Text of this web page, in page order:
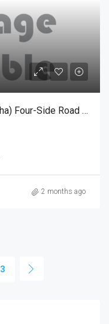
Urgent Sale: 18 Decimals (11 Katha) Four-Side Road Facing Land At Sirajdikhan, Munshiganj | মুন্সিগঞ্জের সিরাজদিখানে ৪ দিকে রাস্তাসহ ১৮ শতাংশ রেডি প্লট জরুরি বিক্রয়
2 months ago
3